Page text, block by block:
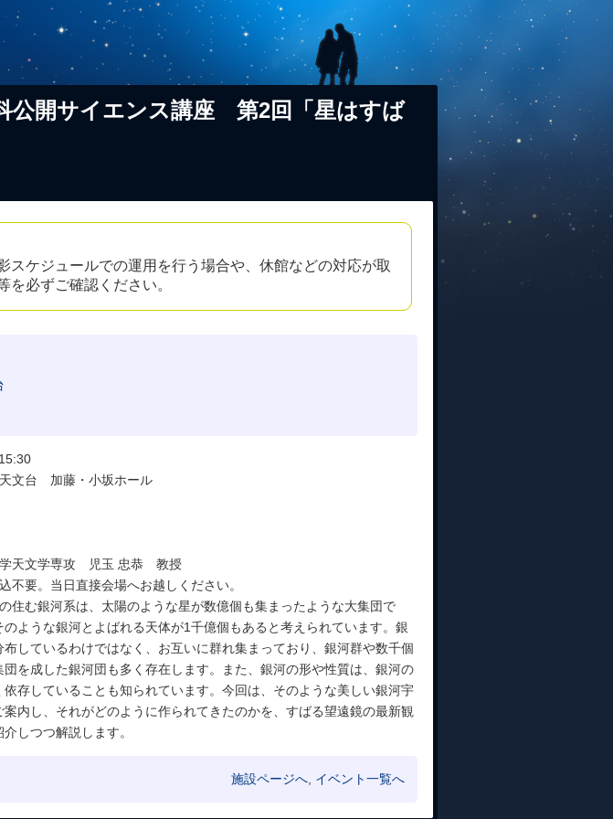
公開サイエンス講座 第2回「星はすば
ケジュールでの運用を行う場合や、休館などの対応が取
必ずご確認ください。
文台 加藤・小坂ホール
学天文学専攻 児玉 忠恭 教授
不要。当日直接会場へお越しください。
住む銀河系は、太陽のような星が数億個も集まったような大集団で
のような銀河とよばれる天体が1千億個もあると考えられています。銀
布しているわけではなく、お互いに群れ集まっており、銀河群や数千個
団を成した銀河団も多く存在します。また、銀河の形や性質は、銀河の
依存していることも知られています。今回は、そのような美しい銀河宇
案内し、それがどのように作られてきたのかを、すばる望遠鏡の最新観
しつつ解説します。
施設ページへ イベント一覧へ